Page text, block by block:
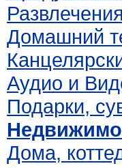
Домашний
Аудио и
Подарки,
Дома,